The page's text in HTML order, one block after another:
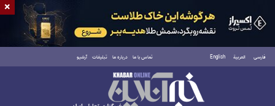
فارسی العربية English تماس با ما درباره ما تبلیغات آرشیو
شنبه ۱۷ مرداد ۱۴۰۵
×